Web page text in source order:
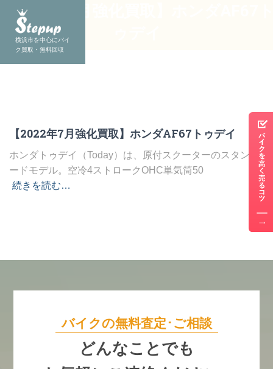
横浜市を中心にバイ
ク買取・無料回収
2022年7月強化買取】ホンダAF67
【2022年7月強化買取】ホンダAF67トゥデイ
ホンダトゥデイ（Today）は、原付スクーターのスタンダ
ードモデル。空冷4ストロークOHC単気筒50
続きを読む…
バイクの無料査定･ご相談
どんなことでも